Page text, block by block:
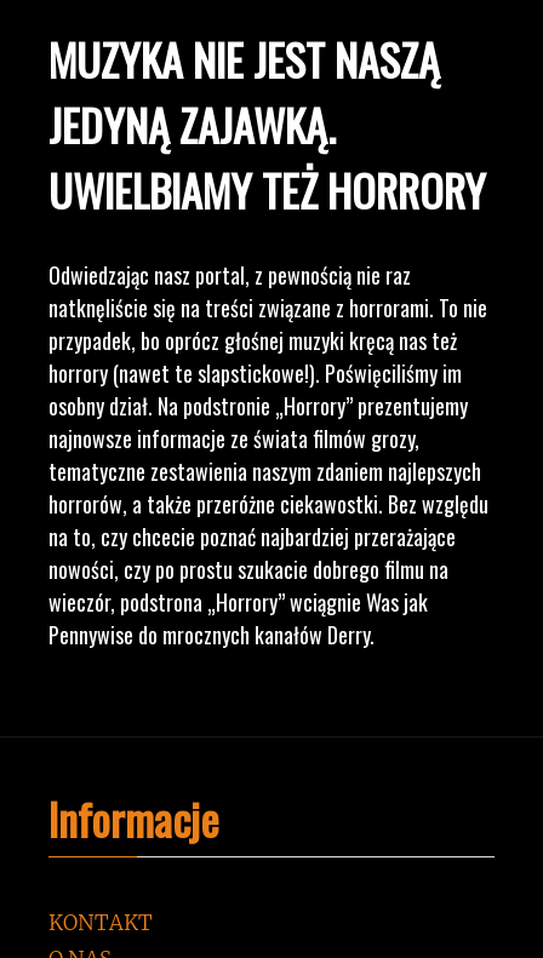
MUZYKA NIE JEST NASZĄ
JEDYNĄ ZAJAWKĄ.
UWIELBIAMY TEŻ HORRORY
Odwiedzając nasz portal, z pewnością nie raz
natknęliście się na treści związane z horrorami. To nie
przypadek, bo oprócz głośnej muzyki kręcą nas też
horrory (nawet te slapstickowe!). Poświęciliśmy im
osobny dział. Na podstronie „Horrory” prezentujemy
najnowsze informacje ze świata filmów grozy,
tematyczne zestawienia naszym zdaniem najlepszych
horrorów, a także przeróżne ciekawostki. Bez względu
na to, czy chcecie poznać najbardziej przerażające
nowości, czy po prostu szukacie dobrego filmu na
wieczór, podstrona „Horrory” wciągnie Was jak
Pennywise do mrocznych kanałów Derry.
Informacje
KONTAKT